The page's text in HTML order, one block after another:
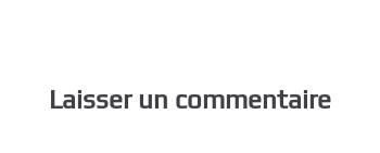
Laisser un commentaire